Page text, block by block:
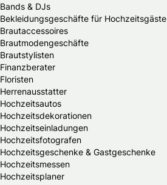
Bands & DJs
Bekleidungsgeschäfte für Hochzeitsgäste
Brautaccessoires
Brautmodengeschäfte
Brautstylisten
Finanzberater
Floristen
Herrenausstatter
Hochzeitsautos
Hochzeitsdekorationen
Hochzeitseinladungen
Hochzeitsfotografen
Hochzeitsgeschenke & Gastgeschenke
Hochzeitsmessen
Hochzeitsplaner